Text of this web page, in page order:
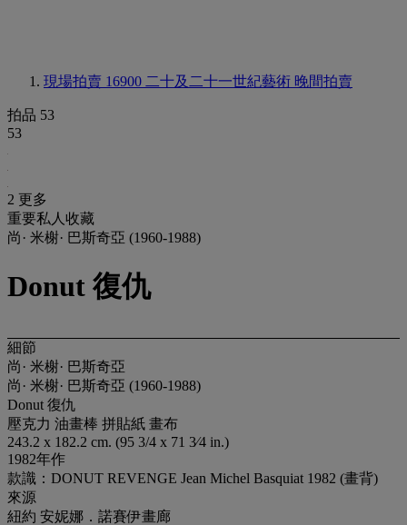
現場拍賣 16900 二十及二十一世紀藝術 晚間拍賣
拍品 53
53
2 更多
重要私人收藏
尚· 米榭· 巴斯奇亞 (1960-1988)
Donut 復仇
細節
尚· 米榭· 巴斯奇亞
尚· 米榭· 巴斯奇亞 (1960-1988)
Donut 復仇
壓克力 油畫棒 拼貼紙 畫布
243.2 x 182.2 cm. (95 3/4 x 71 3⁄4 in.)
1982年作
款識：DONUT REVENGE Jean Michel Basquiat 1982 (畫背)
來源
紐約 安妮娜．諾賽伊畫廊